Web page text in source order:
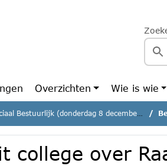
Overzichten Wie is wie
Bestuurlijk (donderdag 8 december 2022)
college over